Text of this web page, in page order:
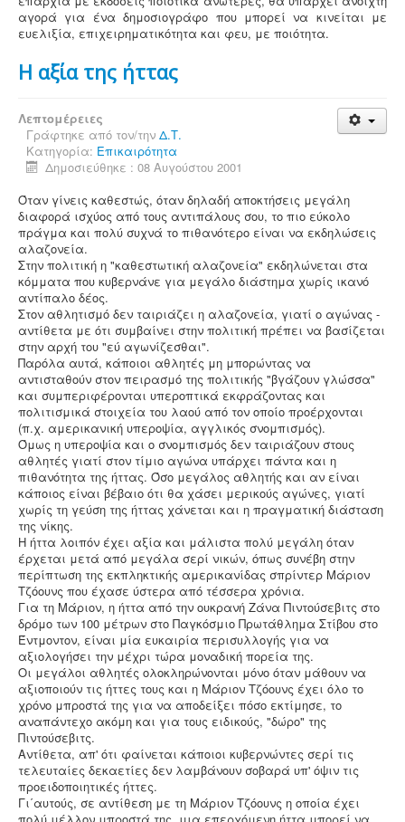
αγορά για ένα δημοσιογράφο που μπορεί να κινείται με
ευελιξία, επιχειρηματικότητα και φευ, με ποιότητα.
Η αξία της ήττας
Λεπτομέρειες
Γράφτηκε από τον/την Δ.Τ.
Κατηγορία: Επικαιρότητα
Δημοσιεύθηκε : 08 Αυγούστου 2001
Όταν γίνεις καθεστώς, όταν δηλαδή αποκτήσεις μεγάλη
διαφορά ισχύος από τους αντιπάλους σου, το πιο εύκολο
πράγμα και πολύ συχνά το πιθανότερο είναι να εκδηλώσεις
αλαζονεία.
Στην πολιτική η "καθεστωτική αλαζονεία" εκδηλώνεται στα
κόμματα που κυβερνάνε για μεγάλο διάστημα χωρίς ικανό
αντίπαλο δέος.
Στον αθλητισμό δεν ταιριάζει η αλαζονεία, γιατί ο αγώνας -
αντίθετα με ότι συμβαίνει στην πολιτική πρέπει να βασίζεται
στην αρχή του "εύ αγωνίζεσθαι".
Παρόλα αυτά, κάποιοι αθλητές μη μπορώντας να
αντισταθούν στον πειρασμό της πολιτικής "βγάζουν γλώσσα"
και συμπεριφέρονται υπεροπτικά εκφράζοντας και
πολιτισμικά στοιχεία του λαού από τον οποίο προέρχονται
(π.χ. αμερικανική υπεροψία, αγγλικός σνομπισμός).
Όμως η υπεροψία και ο σνομπισμός δεν ταιριάζουν στους
αθλητές γιατί στον τίμιο αγώνα υπάρχει πάντα και η
πιθανότητα της ήττας. Όσο μεγάλος αθλητής και αν είναι
κάποιος είναι βέβαιο ότι θα χάσει μερικούς αγώνες, γιατί
χωρίς τη γεύση της ήττας χάνεται και η πραγματική διάσταση
της νίκης.
Η ήττα λοιπόν έχει αξία και μάλιστα πολύ μεγάλη όταν
έρχεται μετά από μεγάλα σερί νικών, όπως συνέβη στην
περίπτωση της εκπληκτικής αμερικανίδας σπρίντερ Μάριον
Τζόουνς που έχασε ύστερα από τέσσερα χρόνια.
Για τη Μάριον, η ήττα από την ουκρανή Ζάνα Πιντούσεβιτς στο
δρόμο των 100 μέτρων στο Παγκόσμιο Πρωτάθλημα Στίβου στο
Έντμοντον, είναι μία ευκαιρία περισυλλογής για να
αξιολογήσει την μέχρι τώρα μοναδική πορεία της.
Οι μεγάλοι αθλητές ολοκληρώνονται μόνο όταν μάθουν να
αξιοποιούν τις ήττες τους και η Μάριον Τζόουνς έχει όλο το
χρόνο μπροστά της για να αποδείξει πόσο εκτίμησε, το
αναπάντεχο ακόμη και για τους ειδικούς, "δώρο" της
Πιντούσεβιτς.
Αντίθετα, απ' ότι φαίνεται κάποιοι κυβερνώντες σερί τις
τελευταίες δεκαετίες δεν λαμβάνουν σοβαρά υπ' όψιν τις
προειδοποιητικές ήττες.
Γι΄αυτούς, σε αντίθεση με τη Μάριον Τζόουνς η οποία έχει